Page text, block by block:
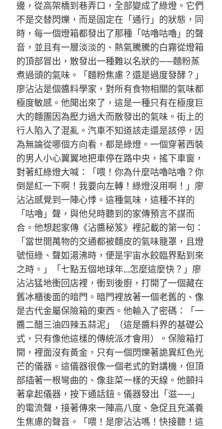
邊，從高架橋到巷弄口，全部變成了綠燈。它們
不是交替閃爍，而是固定在「通行」的狀態，同
時，每一個燈箱都發出了那種「咕嚕咕嚕」的聲
音，並且有一層淡淡的、熱氣騰騰的白霧從燈箱
的頂部冒出，散發出一種難以名狀的——麵粉蒸
煮過頭的氣味。「麵粉焦慮？還是過度發酵？」
廖沾沾是個醬料學家，對所有食物相關的氣味都
極度敏感。他聞出來了，這是一種只有在極度巨
大的麵團因為壓力過大而散發出的氣味。街上的
行人陷入了混亂。汽車不知道該走還是該停，因
為無論從哪個方向看，都是綠燈。一個穿著西裝
的男人小心翼翼地把車停在路中央，搖下車窗，
對著紅綠燈大喊：「喂！你為什麼咕嚕咕嚕？你
倒是紅一下啊！我要向左轉！綠燈沒用啊！」廖
沾沾感覺到一陣心悸。這種氣味，這種不祥的
「咕嚕」聲，與他兒時聽到的家傳預言不謀而
合。他想起家傳《沾醬秘笈》裡記載的第一句：
「當世間萬物的交通都被麵皮的氣味籠罩，且燈
號恒綠、聲如湯沸時，便是宇宙水餃臨界點到來
之時。」「七點五個地球年…怎麼這麼快？」廖
沾沾猛地衝回店裡，衝到後廚，打開了一個藏在
舊冰櫃後面的暗門。暗門裡放著一個老舊的、像
是古代金屬保險箱的東西。他輸入了密碼：「一
醬二醋三油四辣五蒜泥」（這是醬料界的基礎公
式，只有像他這樣的傳統派才會用）。保險箱打
開，裡面沒有黃金，只有一個閃爍著詭異紅色光
芒的儀器。這儀器很像一個老式的對講機，但頂
部插著一根彎曲的、像韭菜一樣的天線。他顫抖
著拿起儀器，按下通話鈕。儀器發出「滋——」
的電流聲，接著傳來一陣高八度、急促且充滿養
生焦慮的聲音。「喂！是廖沾沾嗎！快接聽！這